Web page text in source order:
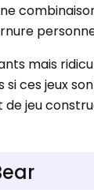
mais
si ces jeux
jeu